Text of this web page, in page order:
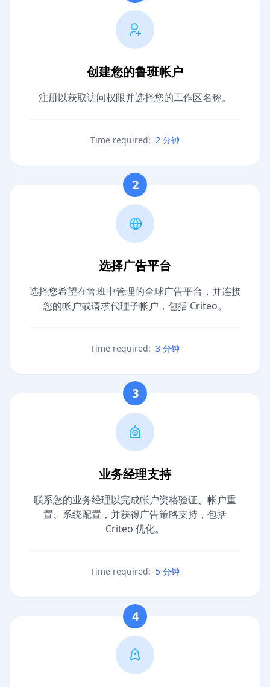
创建您的鲁班帐户
注册以获取访问权限并选择您的工作区名称。
Time required: 2 分钟
2
选择广告平台
选择您希望在鲁班中管理的全球广告平台，并连接
您的帐户或请求代理子帐户，包括 Criteo。
Time required: 3 分钟
3
业务经理支持
联系您的业务经理以完成帐户资格验证、帐户重
置、系统配置，并获得广告策略支持，包括
Criteo 优化。
Time required: 5 分钟
4